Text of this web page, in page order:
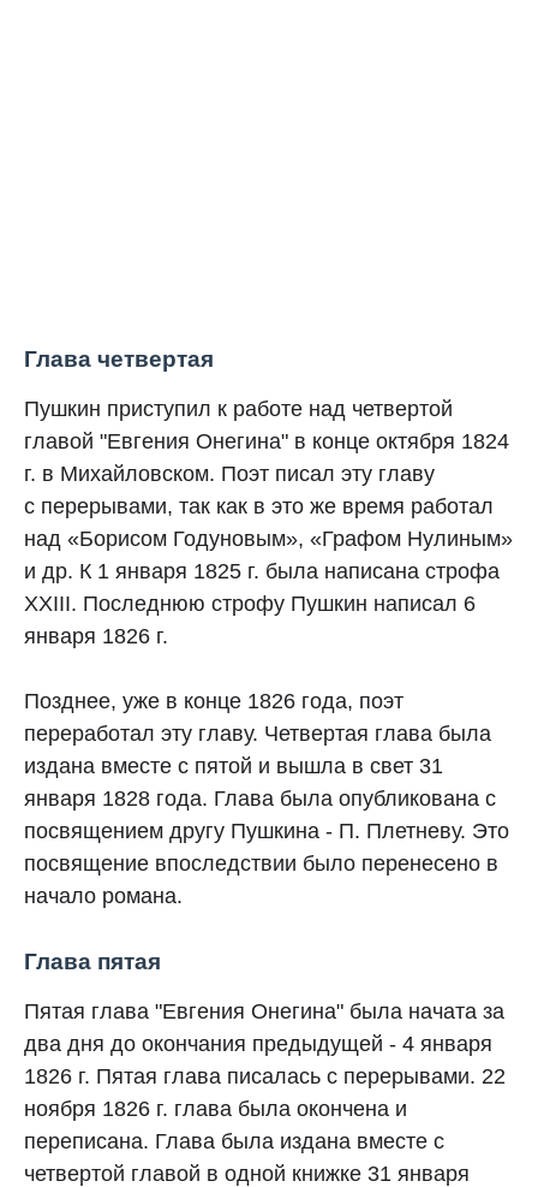
Глава четвертая
Пушкин приступил к работе над четвертой
главой "Евгения Онегина" в конце октября 1824
г. в Михайловском. Поэт писал эту главу
с перерывами, так как в это же время работал
над «Борисом Годуновым», «Графом Нулиным»
и др. К 1 января 1825 г. была написана строфа
XXIII. Последнюю строфу Пушкин написал 6
января 1826 г.
Позднее, уже в конце 1826 года, поэт
переработал эту главу. Четвертая глава была
издана вместе с пятой и вышла в свет 31
января 1828 года. Глава была опубликована с
посвящением другу Пушкина - П. Плетневу. Это
посвящение впоследствии было перенесено в
начало романа.
Глава пятая
Пятая глава "Евгения Онегина" была начата за
два дня до окончания предыдущей - 4 января
1826 г. Пятая глава писалась с перерывами. 22
ноября 1826 г. глава была окончена и
переписана. Глава была издана вместе с
четвертой главой в одной книжке 31 января